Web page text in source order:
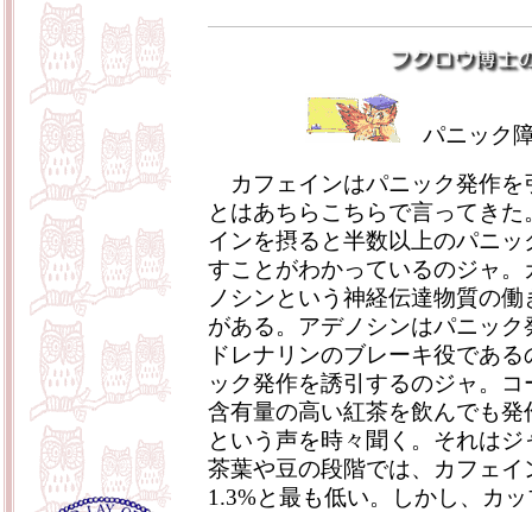
パニック
カフェインはパニック発作を
とはあちらこちらで言ってき
インを摂ると半数以上のパニ
すことがわかっているのジャ
ノシンという神経伝達物質の
がある。アデノシンはパニッ
ドレナリンのブレーキ役であ
ック発作を誘引するのジャ。
含有量の高い紅茶を飲んでも
という声を時々聞く。それは
茶葉や豆の段階では、カフェ
1.3%と最も低い。しかし、カ